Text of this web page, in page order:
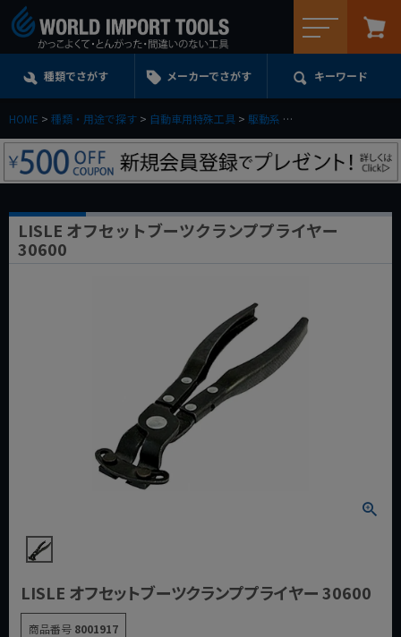
種類でさがす メーカーでさがす キーワード
HOME 種類・用途で探す 自動車用特殊工具 駆動系
LISLE オフセットブーツクランププライヤー
30600
LISLE オフセットブーツクランププライヤー 30600
商品番号 8001917